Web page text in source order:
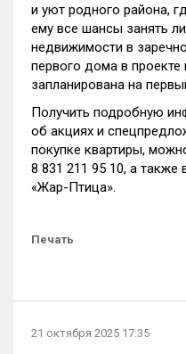
и уют родного района,
ему все шансы занять
недвижимости в
первого дома в проекте
запланирована на
Получить подробную
об акциях и
покупке квартиры,
8 831 211 95 10, а
«Жар-Птица».
Печать
21 октября 2025 17:35